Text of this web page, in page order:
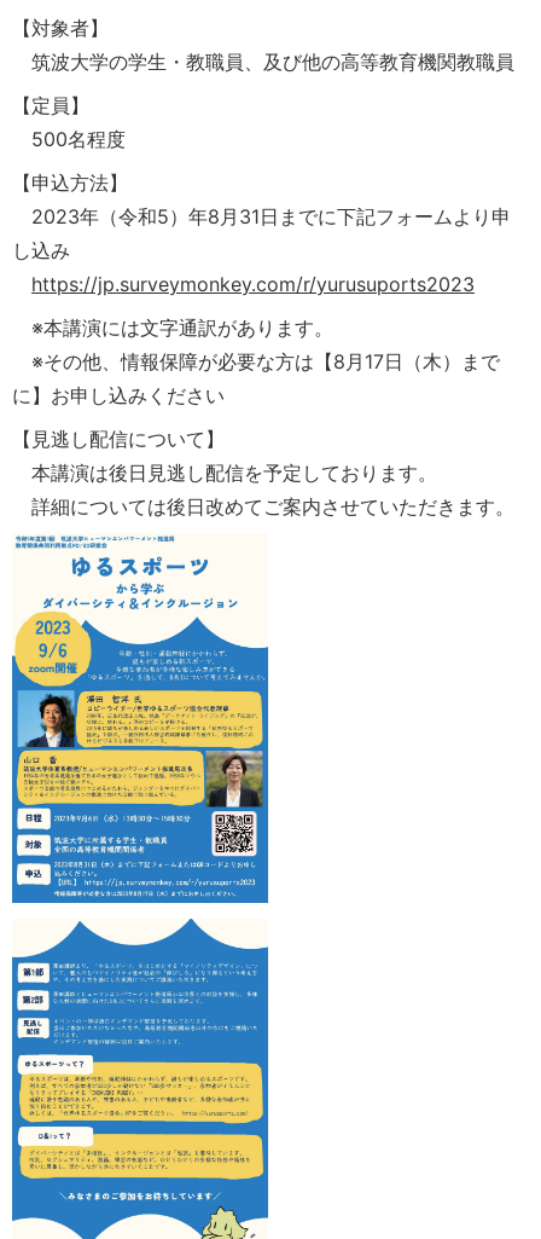
【対象者】
筑波大学の学生・教職員、及び他の高等教育機関教職員
【定員】
500名程度
【申込方法】
2023年（令和5）年8月31日までに下記フォームより申
し込み
https://jp.surveymonkey.com/r/yurusuports2023
※本講演には文字通訳があります。
※その他、情報保障が必要な方は【8月17日（木）まで
に】お申し込みください
【見逃し配信について】
本講演は後日見逃し配信を予定しております。
詳細については後日改めてご案内させていただきます。